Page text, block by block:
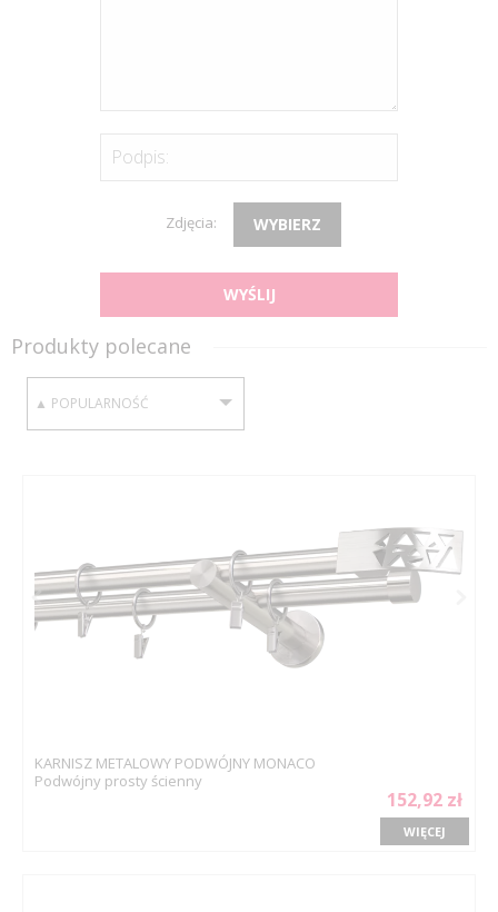
Podpis:
Zdjęcia: WYBIERZ
WYŚLIJ
Produkty polecane
SORTUJ WEDŁUG:
KARNISZ METALOWY PODWÓJNY MONACO
Podwójny prosty ścienny
152,92 zł
WIĘCEJ